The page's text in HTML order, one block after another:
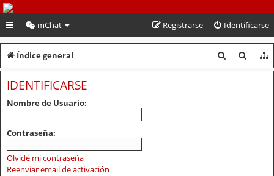
PeruVoley.com
mChat Identificarse
Registrarse
Índice general
u
u
IDENTIFICARSE
Nombre de Usuario:
Contraseña:
Olvidé mi contraseña
Reenviar email de activación